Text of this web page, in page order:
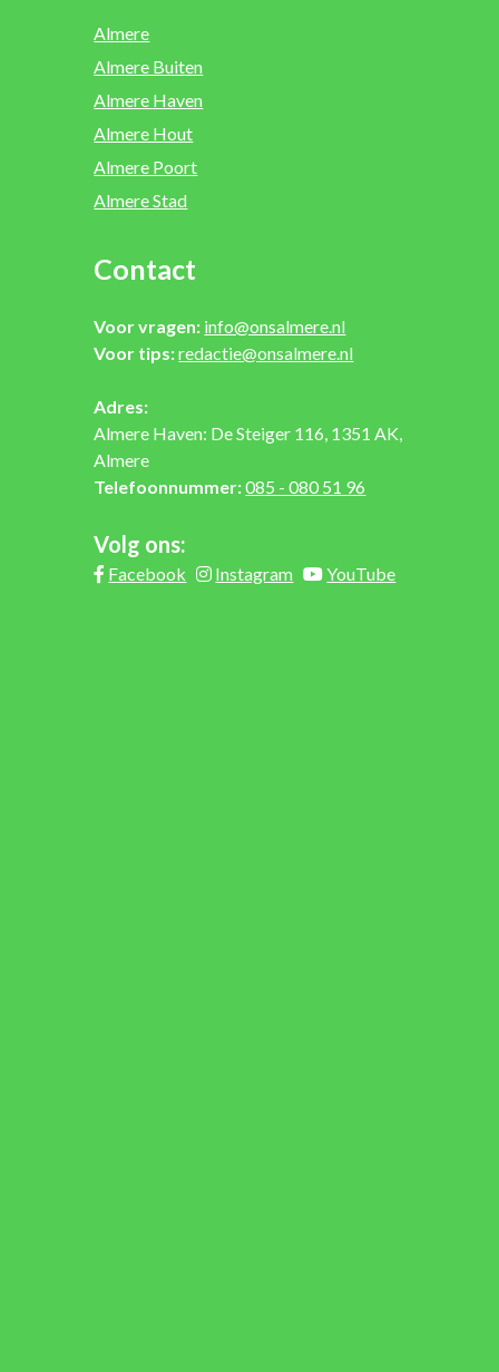
Almere
Almere Buiten
Almere Haven
Almere Hout
Almere Poort
Almere Stad
Contact
Voor vragen: info@onsalmere.nl
Voor tips:redactie@onsalmere.nl
Adres:
Almere Haven: De Steiger 116, 1351 AK,
Almere
Telefoonnummer:085 - 080 51 96
Volg ons:
Facebook Instagram YouTube